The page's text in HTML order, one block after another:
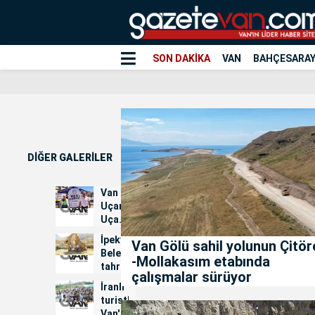
SON DAKİKA VAN BAHÇESARAY
DİĞER GALERİLER
Van
Uçamıyor:
Uçak
Seferleri
İçin
İmza
Kampanyası...
İpekyolu
Belediyesi
tahrip
edilen
kiliseler
için
İranlı
turistler
Van Gölü sahil yolunun
-Mollakasım etabında
çalışmalar sürüyor